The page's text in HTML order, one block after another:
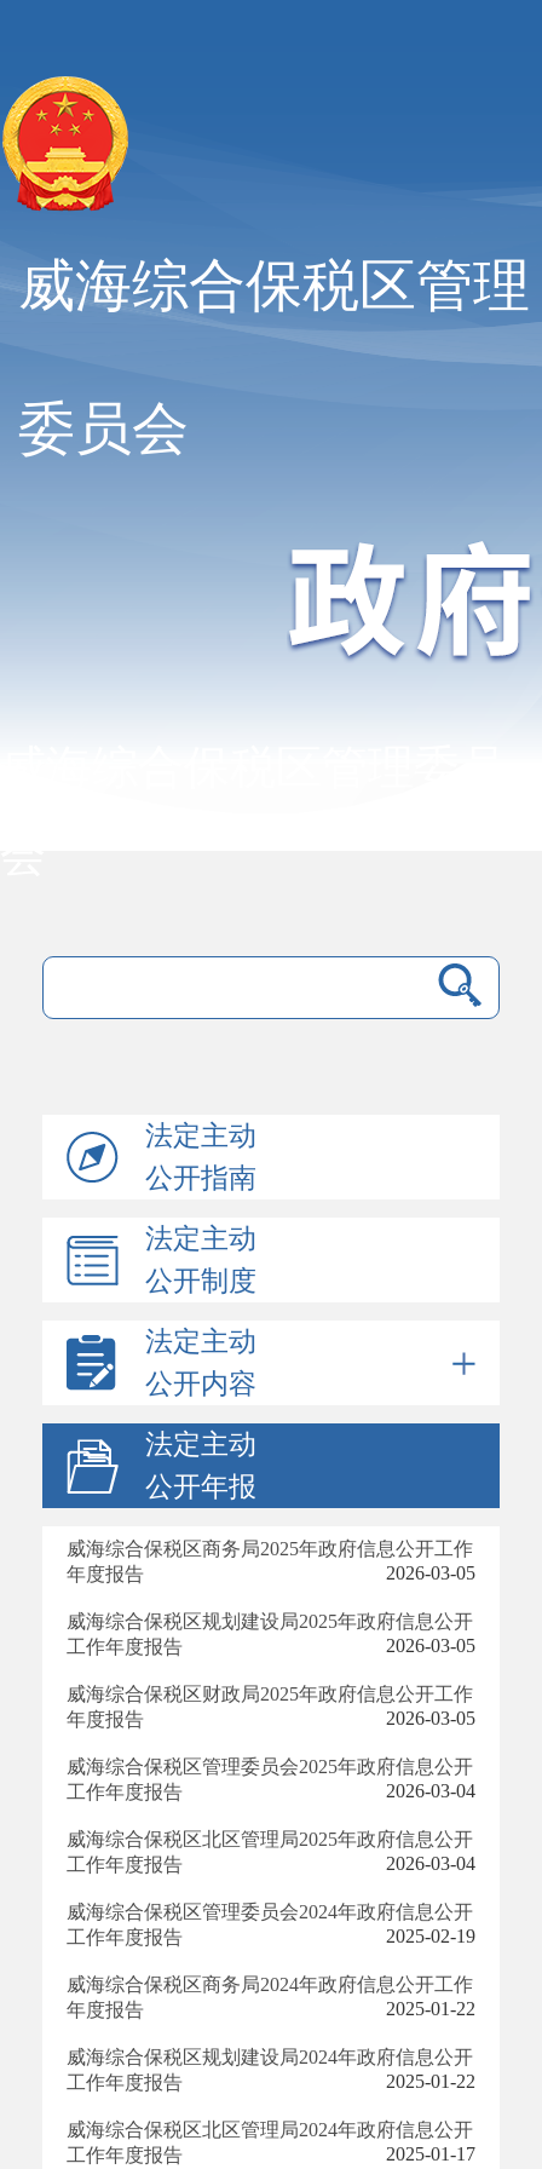
威海综合保税区管理
委员会
法定主动
公开指南
法定主动
公开制度
法定主动
公开内容
法定主动
公开年报
威海综合保税区商务局2025年政府信息公开工作
年度报告
2026-03-05
威海综合保税区规划建设局2025年政府信息公开
工作年度报告
2026-03-05
威海综合保税区财政局2025年政府信息公开工作
年度报告
2026-03-05
威海综合保税区管理委员会2025年政府信息公开
工作年度报告
2026-03-04
威海综合保税区北区管理局2025年政府信息公开
工作年度报告
2026-03-04
威海综合保税区管理委员会2024年政府信息公开
工作年度报告
2025-02-19
威海综合保税区商务局2024年政府信息公开工作
年度报告
2025-01-22
威海综合保税区规划建设局2024年政府信息公开
工作年度报告
2025-01-22
威海综合保税区北区管理局2024年政府信息公开
工作年度报告
2025-01-17